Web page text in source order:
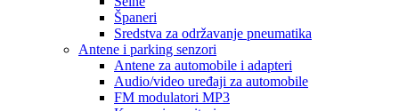
Španeri
Sredstva za održavanje pneumatika
Antene i parking senzori
Antene za automobile i adapteri
Audio/video uređaji za automobile
FM modulatori MP3